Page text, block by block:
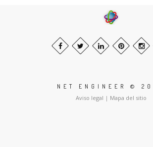
NET ENGINEER ©
Aviso legal | Mapa del sitio